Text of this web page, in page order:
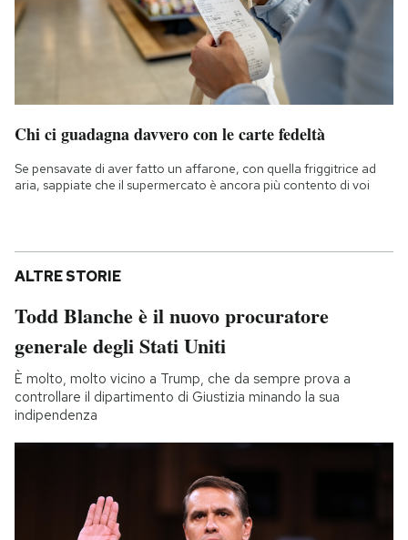
Chi ci guadagna davvero con le carte fedeltà
Se pensavate di aver fatto un affarone, con quella friggitrice ad
aria, sappiate che il supermercato è ancora più contento di voi
ALTRE STORIE
Todd Blanche è il nuovo procuratore
generale degli Stati Uniti
È molto, molto vicino a Trump, che da sempre prova a
controllare il dipartimento di Giustizia minando la sua
indipendenza